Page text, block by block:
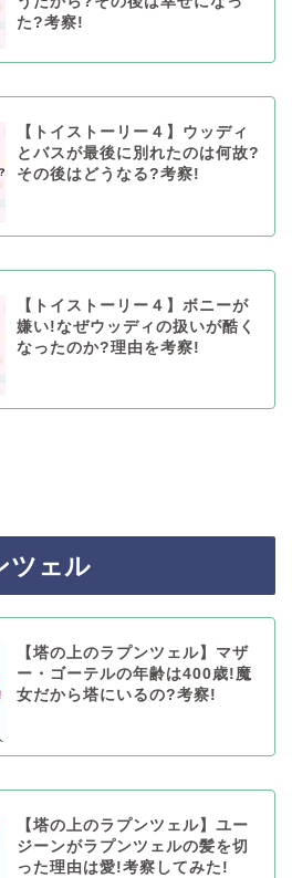
た?考察!
【トイストーリー４】ウッディ
とバスが最後に別れたのは何故?
その後はどうなる?考察!
【トイストーリー４】ボニーが
嫌い!なぜウッディの扱いが酷く
なったのか?理由を考察!
ツェル
【塔の上のラプンツェル】マザ
ー・ゴーテルの年齢は400歳!魔
女だから塔にいるの?考察!
【塔の上のラプンツェル】ユー
ジーンがラプンツェルの髪を切
った理由は愛!考察してみた!